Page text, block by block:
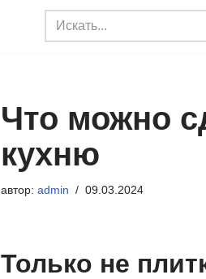
Что можно
кухню
автор: admin 09.03.2024
Только не